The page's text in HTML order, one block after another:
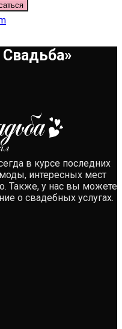
в курсе последних
интересных мест
Также, у нас вы можете
о свадебных услугах.